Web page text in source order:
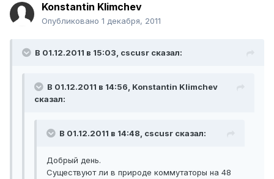
Konstantin Klimchev
Опубликовано 1 декабря, 2011
В 01.12.2011 в 15:03, cscusr сказал:
В 01.12.2011 в 14:56, Konstantin Klimchev
сказал:
В 01.12.2011 в 14:48, cscusr сказал:
Добрый день.
Существуют ли в природе коммутаторы на 48